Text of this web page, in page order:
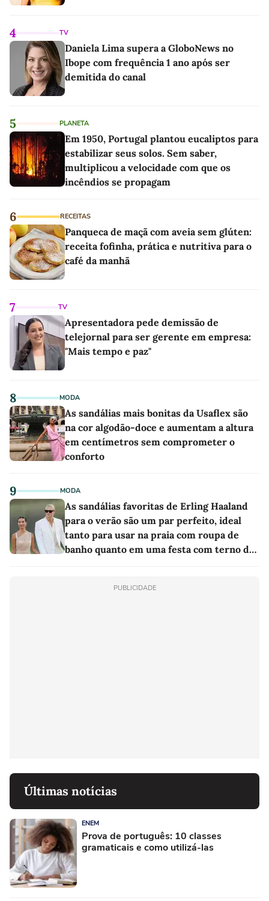
4 TV
Daniela Lima supera a GloboNews no
Ibope com frequência 1 ano após ser
demitida do canal
5 PLANETA
Em 1950, Portugal plantou eucaliptos para
estabilizar seus solos. Sem saber,
multiplicou a velocidade com que os
incêndios se propagam
6 RECEITAS
Panqueca de maçã com aveia sem glúten:
receita fofinha, prática e nutritiva para o
café da manhã
7 TV
Apresentadora pede demissão de
telejornal para ser gerente em empresa:
"Mais tempo e paz"
8 MODA
As sandálias mais bonitas da Usaflex são
na cor algodão-doce e aumentam a altura
em centímetros sem comprometer o
conforto
9 MODA
As sandálias favoritas de Erling Haaland
para o verão são um par perfeito, ideal
tanto para usar na praia com roupa de
banho quanto em uma festa com terno de
PUBLICIDADE
Últimas notícias
ENEM
Prova de português: 10 classes
gramaticais e como utilizá-las